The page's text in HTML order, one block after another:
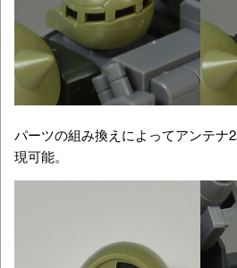
パーツの組み換えによってアンテナ
現可能。